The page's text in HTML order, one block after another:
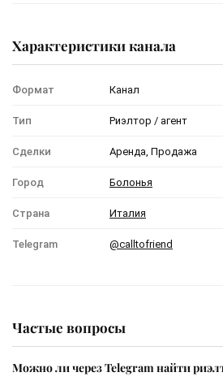
Характеристики канала
Формат Канал
Тип Риэлтор / агент
Сделки Аренда, Продажа
Город Болонья
Страна Италия
Telegram @calltofriend
Частые вопросы
Можно ли через Telegram найти